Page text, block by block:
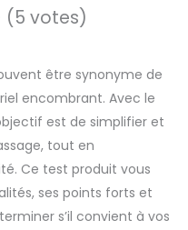
(5 votes)
être synonyme de
encombrant. Avec le
est de simplifier et
tout en
Ce test produit vous
ses points forts et
s’il convient à vos